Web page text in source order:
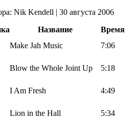
Nik Kendell | 30 августа 2006
Название Время
Make Jah Music 7:06
Blow the Whole Joint Up 5:18
I Am Fresh 4:49
Lion in the Hall 5:34